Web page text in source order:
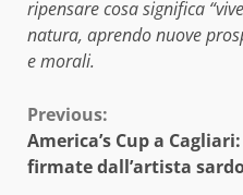
ripensare cosa significa
natura, aprendo nuove
e morali.
Continue
Reading
Previous:
America’s Cup a
firmate dall’artista